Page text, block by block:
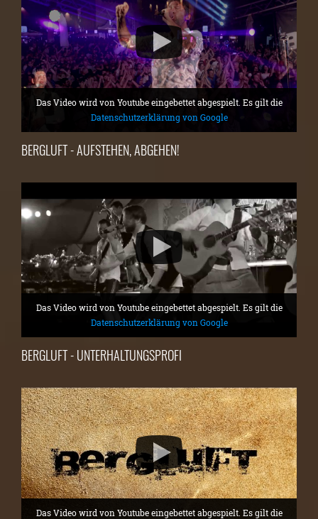
Das Video wird von Youtube eingebettet abgespielt. Es gilt die
Datenschutzerklärung von Google
BERGLUFT - AUFSTEHEN, ABGEHEN!
Das Video wird von Youtube eingebettet abgespielt. Es gilt die
Datenschutzerklärung von Google
BERGLUFT - UNTERHALTUNGSPROFI
Das Video wird von Youtube eingebettet abgespielt. Es gilt die